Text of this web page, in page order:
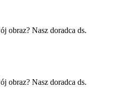
obraz? Nasz doradca ds.
obraz? Nasz doradca ds.